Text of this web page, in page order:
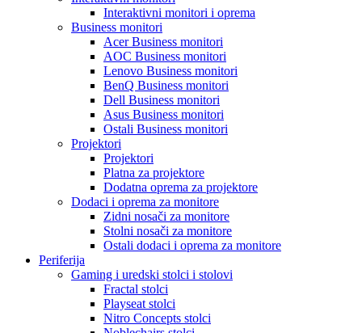
Interaktivni monitori i oprema
Business monitori
Acer Business monitori
AOC Business monitori
Lenovo Business monitori
BenQ Business monitori
Dell Business monitori
Asus Business monitori
Ostali Business monitori
Projektori
Projektori
Platna za projektore
Dodatna oprema za projektore
Dodaci i oprema za monitore
Zidni nosači za monitore
Stolni nosači za monitore
Ostali dodaci i oprema za monitore
Periferija
Gaming i uredski stolci i stolovi
Fractal stolci
Playseat stolci
Nitro Concepts stolci